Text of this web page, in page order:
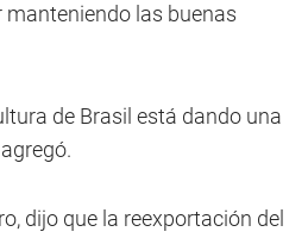
manteniendo las buenas
de Brasil está dando una
dijo que la reexportación del